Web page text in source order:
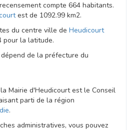
compte 664 habitants.
est de 1092.99 km2.
du centre ville de Heudicourt
pour la latitude.
de la préfecture du
Mairie d'Heudicourt est le Conseil
parti de la région
.
administratives, vous pouvez